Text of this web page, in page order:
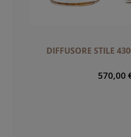
DIFFUSORE STILE
570,00